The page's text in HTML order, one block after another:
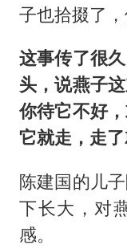
子也拾掇了，
这事传了很
头，说燕子
你待它不好
它就走，走了
陈建国的儿
下长大，对
感。